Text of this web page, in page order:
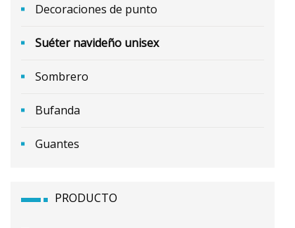
Decoraciones de punto
Suéter navideño unisex
Sombrero
Bufanda
Guantes
PRODUCTO